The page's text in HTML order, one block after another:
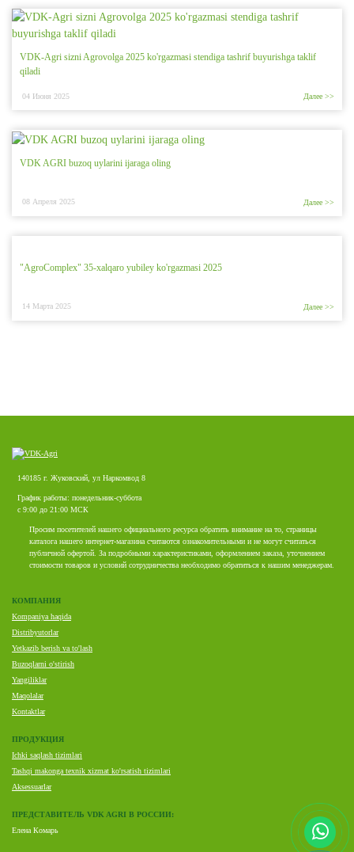
VDK-Agri sizni Agrovolga 2025 ko'rgazmasi stendiga tashrif buyurishga taklif
qiladi
04 Июня 2025 Далее >>
VDK AGRI buzoq uylarini ijaraga oling
08 Апреля 2025 Далее >>
"AgroComplex" 35-xalqaro yubiley ko'rgazmasi 2025
14 Марта 2025 Далее >>
140185 г. Жуковский, ул Наркомвод 8
График работы: понедельник-суббота
с 9:00 до 21:00 МСК
Просим посетителей нашего официального ресурса обратить внимание на то, страницы
каталога нашего интернет-магазина считаются ознакомительными и не могут считаться
публичной офертой. За подробными характеристиками, оформлением заказа, уточнением
стоимости товаров и условий сотрудничества необходимо обратиться к нашим менеджерам.
КОМПАНИЯ
Kompaniya haqida
Distribyutorlar
Yetkazib berish va to'lash
Buzoqlarni o'stirish
Yangiliklar
Maqolalar
Kontaktlar
ПРОДУКЦИЯ
Ichki saqlash tizimlari
Tashqi makonga texnik xizmat ko'rsatish tizimlari
Aksessuarlar
ПРЕДСТАВИТЕЛЬ VDK AGRI В РОССИИ:
Елена Комарь